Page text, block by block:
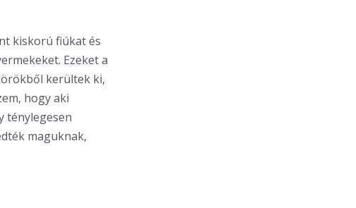
kiskorú fiúkat és
Ezeket a
kerültek ki,
hogy aki
ténylegesen
maguknak,